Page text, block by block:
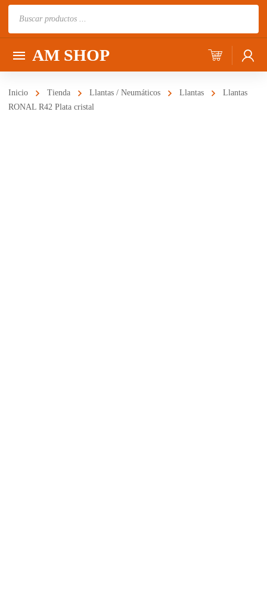
AM SHOP
Inicio Tienda Llantas / Neumáticos Llantas
Llantas
RONAL R42 Plata cristal